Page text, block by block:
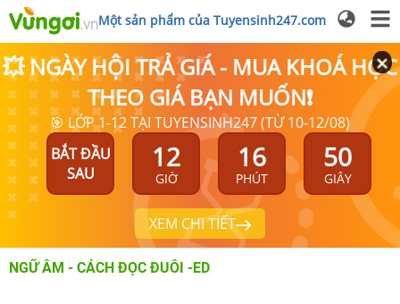
Một sản phẩm của Tuyensinh247.com
💥 NGÀY HỘI TRẢ GIÁ - MUA KHOÁ HỌC
THEO GIÁ BẠN MUỐN❗
🎯 LỚP 1-12 TẠI TUYENSINH247 (TỪ 10-12/08)
BẮT ĐẦU
SAU
12
GIỜ
16
PHÚT
50
GIÂY
XEM CHI TIẾT
NGỮ ÂM - CÁCH ĐỌC ĐUÔI -ED